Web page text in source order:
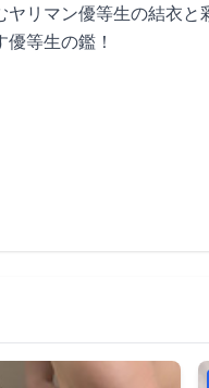
リマン優等生の結衣と
等生の鑑！